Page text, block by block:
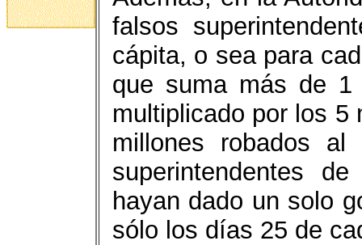
falsos
cápita, o sea para
que suma más de
multiplicado por los 5
millones robados
superintendentes
hayan dado un solo
sólo los días 25 de